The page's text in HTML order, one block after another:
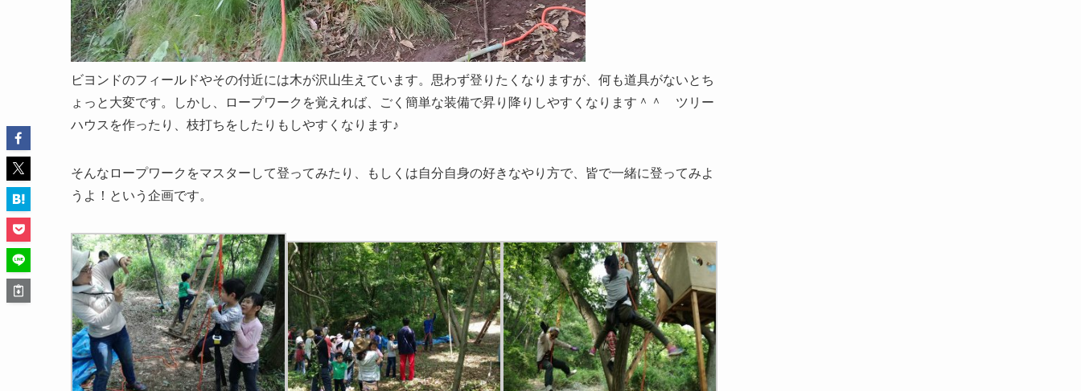
ビヨンドのフィールドやその付近には木が沢山生えています。思わず登りたくなりますが、何も道具がないとち
ょっと大変です。しかし、ロープワークを覚えれば、ごく簡単な装備で昇り降りしやすくなります＾＾ ツリー
ハウスを作ったり、枝打ちをしたりもしやすくなります♪
そんなロープワークをマスターして登ってみたり、もしくは自分自身の好きなやり方で、皆で一緒に登ってみよ
うよ！という企画です。